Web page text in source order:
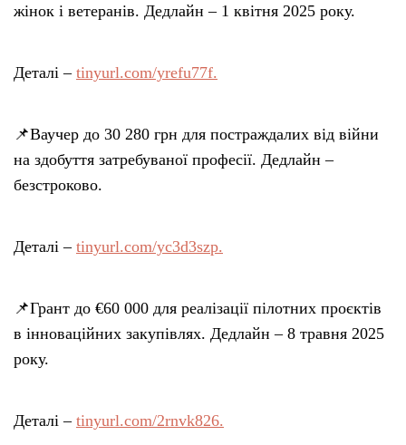
жінок і ветеранів. Дедлайн – 1 квітня 2025 року.
Деталі – tinyurl.com/yrefu77f.
📌Ваучер до 30 280 грн для постраждалих від війни
на здобуття затребуваної професії. Дедлайн –
безстроково.
Деталі – tinyurl.com/yc3d3szp.
📌Грант до €60 000 для реалізації пілотних проєктів
в інноваційних закупівлях. Дедлайн – 8 травня 2025
року.
Деталі – tinyurl.com/2rnvk826.